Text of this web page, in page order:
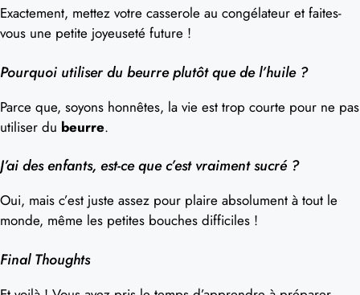
Exactement, mettez votre casserole au congélateur et faites-
vous une petite joyeuseté future !
Pourquoi utiliser du beurre plutôt que de l’huile ?
Parce que, soyons honnêtes, la vie est trop courte pour ne pas
utiliser du beurre.
J’ai des enfants, est-ce que c’est vraiment sucré ?
Oui, mais c’est juste assez pour plaire absolument à tout le
monde, même les petites bouches difficiles !
Final Thoughts